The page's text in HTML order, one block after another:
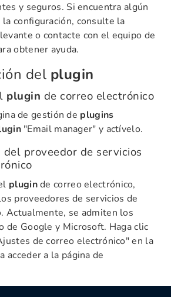
y seguros. Si encuentra algún
configuración, consulte la
o contacte con el equipo de
obtener ayuda.
del plugin
plugin de correo electrónico
de gestión de plugins
"Email manager" y actívelo.
proveedor de servicios
pluginde correo electrónico,
proveedores de servicios de
Actualmente, se admiten los
de Google y Microsoft. Haga clic
de correo electrónico" en la
acceder a la página de